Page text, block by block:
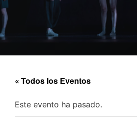
« Todos los Eventos
Este evento ha pasado.